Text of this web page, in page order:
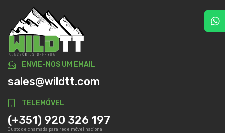
ENVIE-NOS UM EMAIL
sales@wildtt.com
TELEMÓVEL
(+351) 920 326 197
Custo de chamada para rede móvel nacional